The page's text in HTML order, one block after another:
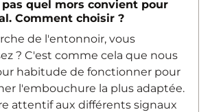
pas quel mors convient pour
Comment choisir ?
de l'entonnoir, vous
? C'est comme cela que nous
habitude de fonctionner pour
l'embouchure la plus adaptée.
attentif aux différents signaux